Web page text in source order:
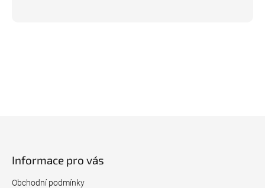
Informace pro vás
Obchodní podmínky